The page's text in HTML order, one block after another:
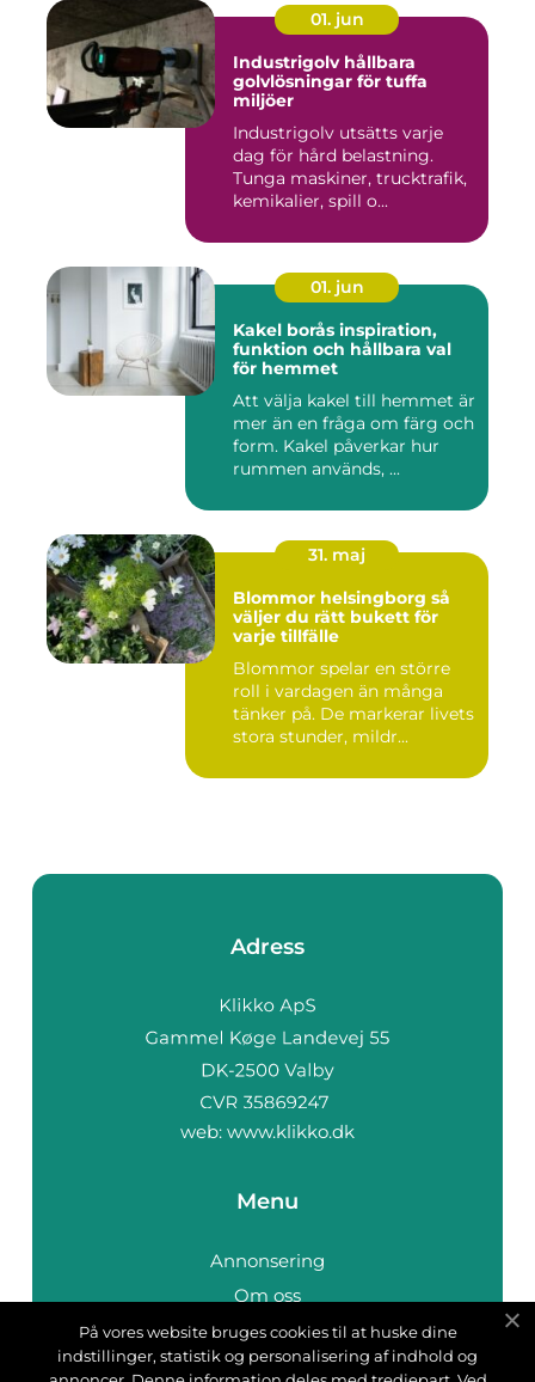
01. jun
Industrigolv hållbara
golvlösningar för tuffa
miljöer
Industrigolv utsätts varje
dag för hård belastning.
Tunga maskiner, trucktrafik,
kemikalier, spill o...
01. jun
Kakel borås inspiration,
funktion och hållbara val
för hemmet
Att välja kakel till hemmet är
mer än en fråga om färg och
form. Kakel påverkar hur
rummen används, ...
31. maj
Blommor helsingborg så
väljer du rätt bukett för
varje tillfälle
Blommor spelar en större
roll i vardagen än många
tänker på. De markerar livets
stora stunder, mildr...
Adress
web: www.klikko.dk
Menu
Annonsering
Om oss
Cookies
Kontakta oss
På vores website bruges cookies til at huske dine
indstillinger, statistik og personalisering af indhold og